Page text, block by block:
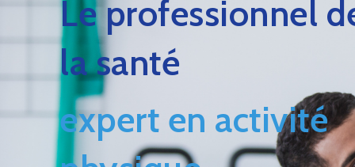
Le professionnel
la santé
expert en activité